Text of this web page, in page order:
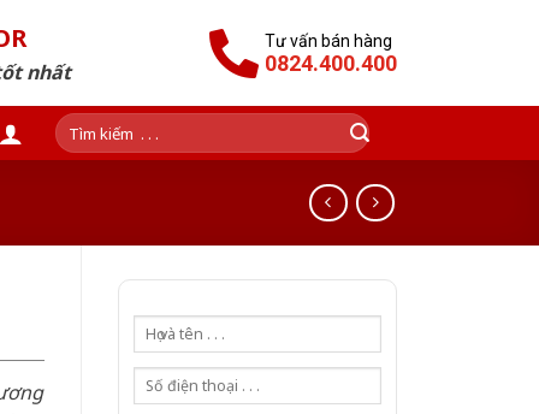
nhất
Tư vấn bán hàng
0824.400.400
Tìm
kiếm: